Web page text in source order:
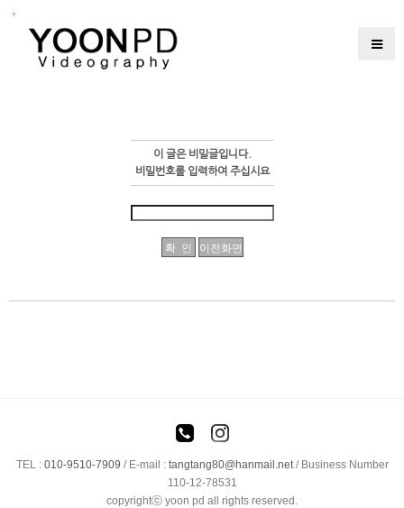
이 글은 비밀글입니다.
비밀번호를 입력하여 주십시요
TEL : 010-9510-7909 / E-mail : tangtang80@hanmail.net/ Business Number
110-12-78531
copyrightⓒ yoon pd all rights reserved.